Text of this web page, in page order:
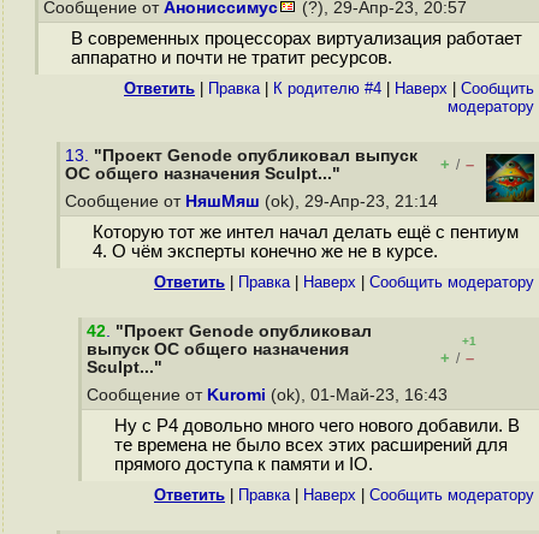
Сообщение от Анониссимус (?), 29-Апр-23, 20:57
В современных процессорах виртуализация работает
аппаратно и почти не тратит ресурсов.
Ответить Правка| К родителю #4 Наверх
Cообщить
модератору
13. "Проект Genode опубликовал выпуск
ОС общего назначения Sculpt..."
+ / –
Сообщение от НяшМяш (ok), 29-Апр-23, 21:14
Которую тот же интел начал делать ещё с пентиум
4. О чём эксперты конечно же не в курсе.
Ответить Правка| Наверх Cообщить модератору
42. "Проект Genode опубликовал
выпуск ОС общего назначения
Sculpt..."
+1
+ / –
Сообщение от Kuromi (ok), 01-Май-23, 16:43
Ну с P4 довольно много чего нового добавили. В
те времена не было всех этих расширений для
прямого доступа к памяти и IO.
Ответить Правка| Наверх Cообщить модератору